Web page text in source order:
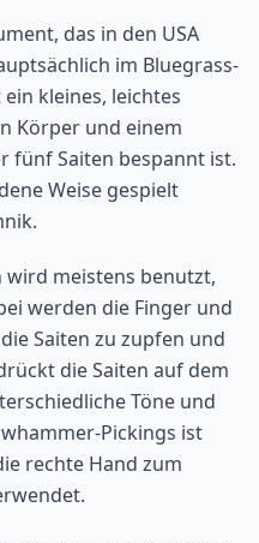
das in den USA
im Bluegrass-
kleines, leichtes
Körper und einem
fünf Saiten bespannt ist.
Weise gespielt
wird meistens benutzt,
werden die Finger und
Saiten zu zupfen und
die Saiten auf dem
Töne und
Pickings ist
rechte Hand zum